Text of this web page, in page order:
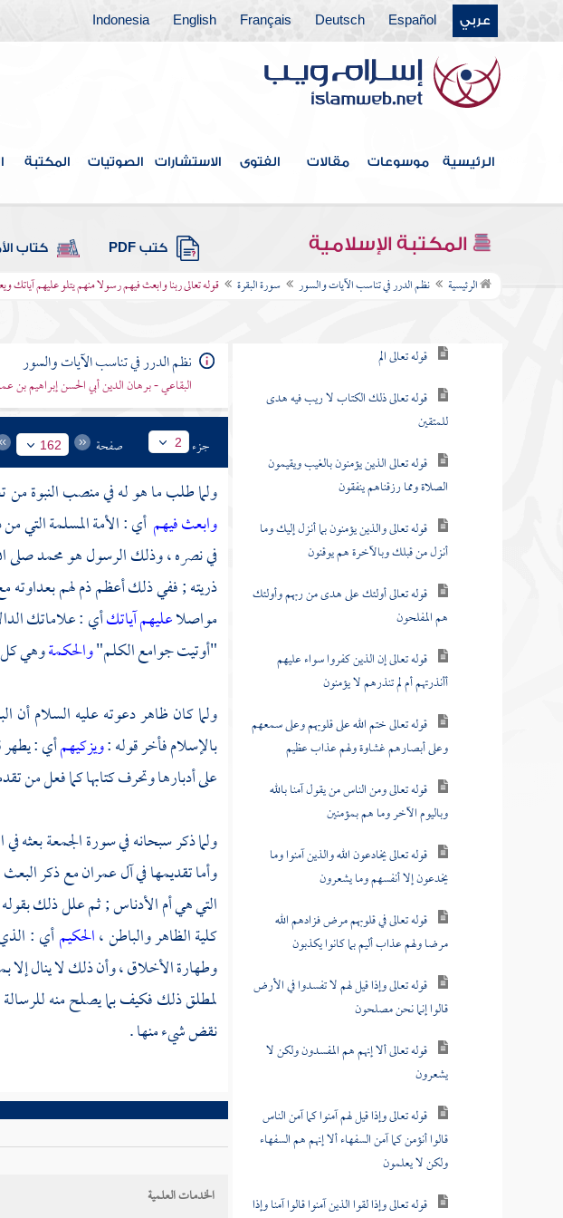
عربي Español
Deutsch
Français
English
Indonesia
الرئيسية موسوعات مقالات الفتوى الاستشارات الصوتيات المكتبة
المكتبة الإسلامية كتب PDF كتاب
الرئيسية نظم الدرر في تناسب الآيات والسور سورة البقرة قوله تعالى ربنا وابعث فيهم رسولا منهم يتلو عليهم آياتك
سورة الفاتحة
سورة البقرة
قوله تعالى الم
قوله تعالى ذلك الكتاب لا ريب فيه هدى
للمتقين
قوله تعالى الذين يؤمنون بالغيب ويقيمون
الصلاة ومما رزقناهم ينفقون
قوله تعالى والذين يؤمنون بما أنزل إليك وما
أنزل من قبلك وبالآخرة هم يوقنون
قوله تعالى أولئك على هدى من ربهم وأولئك
هم المفلحون
قوله تعالى إن الذين كفروا سواء عليهم
أأنذرتهم أم لم تنذرهم لا يؤمنون
قوله تعالى ختم الله على قلوبهم وعلى سمعهم
وعلى أبصارهم غشاوة ولهم عذاب عظيم
قوله تعالى ومن الناس من يقول آمنا بالله
وباليوم الآخر وما هم بمؤمنين
قوله تعالى يخادعون الله والذين آمنوا وما
يخدعون إلا أنفسهم وما يشعرون
قوله تعالى في قلوبهم مرض فزادهم الله
مرضا ولهم عذاب أليم بما كانوا يكذبون
قوله تعالى وإذا قيل لهم لا تفسدوا في الأرض
قالوا إنما نحن مصلحون
قوله تعالى ألا إنهم هم المفسدون ولكن لا
يشعرون
قوله تعالى وإذا قيل لهم آمنوا كما آمن الناس
قالوا أنؤمن كما آمن السفهاء ألا إنهم هم السفهاء
ولكن لا يعلمون
قوله تعالى وإذا لقوا الذين آمنوا قالوا آمنا وإذا
نظم الدرر في تناسب الآيات والسور
البقاعي - برهان الدين أبي الحسن إبراهيم بن
جزء 2 صفحة 162
ولما طلب ما هو له في منصب النبوة من
وابعث فيهم أي : الأمة المسلمة التي
في نصره ، وذلك الرسول هومحمدصلى
ذريته ; ففي ذلك أعظم ذم لهم بعداوته
مواصلاعليهم آياتكأي : علاماتك
"أوتيت جوامع الكلم"والحكمةوهي كل
ولما كان ظاهر دعوته عليه السلام أن
بالإسلام فأخر قوله :ويزكيهمأي : يطهر
على أدبارها وتحرف كتابها كما فعل من
ولما ذكر سبحانه في سورة الجمعة بعثه في
وأما تقديمها في آل عمران مع ذكر البعث
التي هي أم الأدناس ; ثم علل ذلك
كلية الظاهر والباطن ،الحكيمأي :
وطهارة الأخلاق ، وأن ذلك لا ينال إلا
لمطلق ذلك فكيف بما يصلح منه
نقض شيء منها .
الخدمات العلمية